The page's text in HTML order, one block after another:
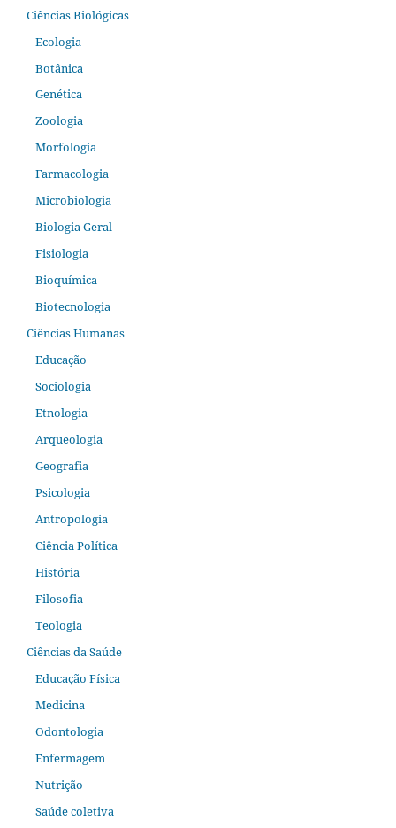
Ciências Biológicas
Ecologia
Botânica
Genética
Zoologia
Morfologia
Farmacologia
Microbiologia
Biologia Geral
Fisiologia
Bioquímica
Biotecnologia
Ciências Humanas
Educação
Sociologia
Etnologia
Arqueologia
Geografia
Psicologia
Antropologia
Ciência Política
História
Filosofia
Teologia
Ciências da Saúde
Educação Física
Medicina
Odontologia
Enfermagem
Nutrição
Saúde coletiva